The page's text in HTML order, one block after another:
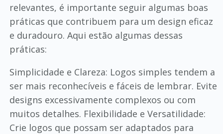
relevantes, é importante seguir algumas boas
práticas que contribuem para um design eficaz
e duradouro. Aqui estão algumas dessas
práticas:
Simplicidade e Clareza: Logos simples tendem a
ser mais reconhecíveis e fáceis de lembrar. Evite
designs excessivamente complexos ou com
muitos detalhes. Flexibilidade e Versatilidade:
Crie logos que possam ser adaptados para